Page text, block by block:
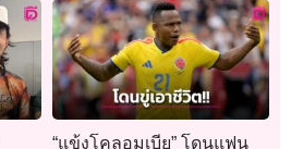
“แข้งโคลอมเบีย” โดนแฟน